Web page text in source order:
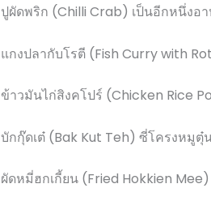
ปูผัดพริก (Chilli Crab) เป็นอีกหนึ่งอ
แกงปลากับโรตี (Fish Curry with
ข้าวมันไก่สิงคโปร์ (Chicken Rice
บักกุ๊ดเต๋ (Bak Kut Teh) ซี่โครงหมูตุ๋
ผัดหมี่ฮกเกี้ยน (Fried Hokkien